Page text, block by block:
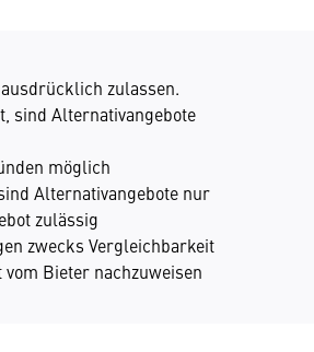
zulassen.
sind Alternativangebote
möglich
Alternativangebote nur
zulässig
zwecks Vergleichbarkeit
Bieter nachzuweisen